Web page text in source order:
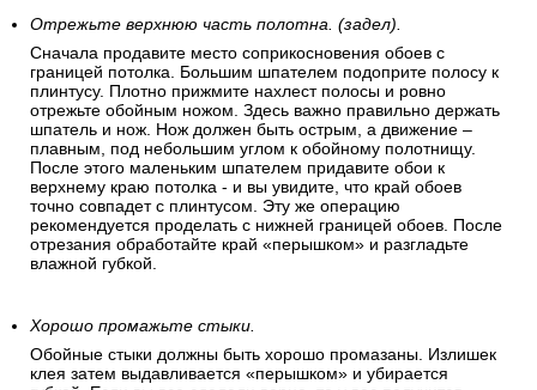
Отрежьте верхнюю часть полотна. (задел).
Сначала продавите место соприкосновения обоев с
границей потолка. Большим шпателем подоприте полосу к
плинтусу. Плотно прижмите нахлест полосы и ровно
отрежьте обойным ножом. Здесь важно правильно держать
шпатель и нож. Нож должен быть острым, а движение –
плавным, под небольшим углом к обойному полотнищу.
После этого маленьким шпателем придавите обои к
верхнему краю потолка - и вы увидите, что край обоев
точно совпадет с плинтусом. Эту же операцию
рекомендуется проделать с нижней границей обоев. После
отрезания обработайте край «перышком» и разгладьте
влажной губкой.
Хорошо промажьте стыки.
Обойные стыки должны быть хорошо промазаны. Излишек
клея затем выдавливается «перышком» и убирается